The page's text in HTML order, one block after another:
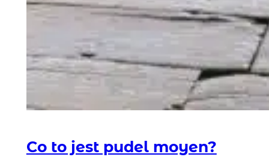
Co to jest pudel moyen?